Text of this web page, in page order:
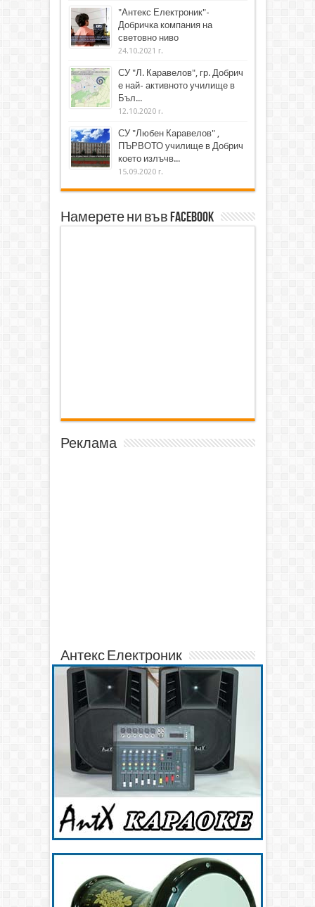
"Антекс Електроник"-
Добричка компания на
световно ниво
24.10.2021 г.
СУ "Л. Каравелов", гр. Добрич
е най- активното училище в
Бъл...
12.10.2020 г.
СУ "Любен Каравелов" ,
ПЪРВОТО училище в Добрич
което излъчв...
15.09.2020 г.
Намерете ни във Facebook
Реклама
Антекс Електроник